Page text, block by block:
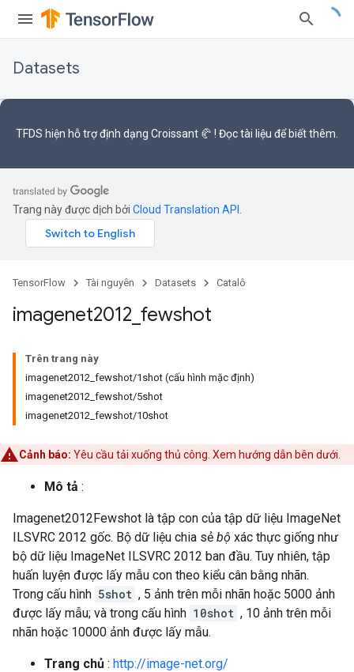
Datasets
TFDS hiện hỗ trợđịnh dạng Croissant 🥐 ! Đọctài liệu để biết thêm.
Trang này được dịch bởi Cloud Translation API
TensorFlow Tài nguyên Datasets Catalô
imagenet2012 fewshot
Trên trang này
imagenet2012_fewshot/1shot (cấu hình mặc định)
imagenet2012_fewshot/5shot
imagenet2012_fewshot/10shot
Cảnh báo: Yêu cầu tải xuống thủ công. Xem hướng dẫn bên dưới.
Mô tả :
Imagenet2012Fewshot là tập con của tập dữ liệu ImageNet
ILSVRC 2012 gốc. Bộ dữ liệu chia sẻ bộ xác thực giống như
bộ dữ liệu ImageNet ILSVRC 2012 ban đầu. Tuy nhiên, tập
huấn luyện được lấy mẫu con theo kiểu cân bằng nhãn.
Trong cấu hình 5shot , 5 ảnh trên mỗi nhãn hoặc 5000 ảnh
được lấy mẫu; và trong cấu hình 10shot , 10 ảnh trên mỗi
nhãn hoặc 10000 ảnh được lấy mẫu.
Trang chủ : http://image-net.org/